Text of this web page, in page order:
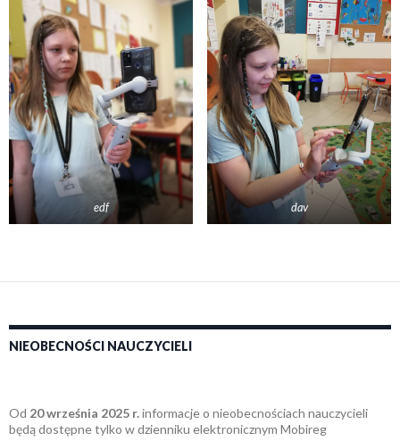
edf dav
NIEOBECNOŚCI NAUCZYCIELI
Od 20 września 2025 r.informacje o nieobecnościach nauczycieli
będą dostępne tylko w dzienniku elektronicznym Mobireg